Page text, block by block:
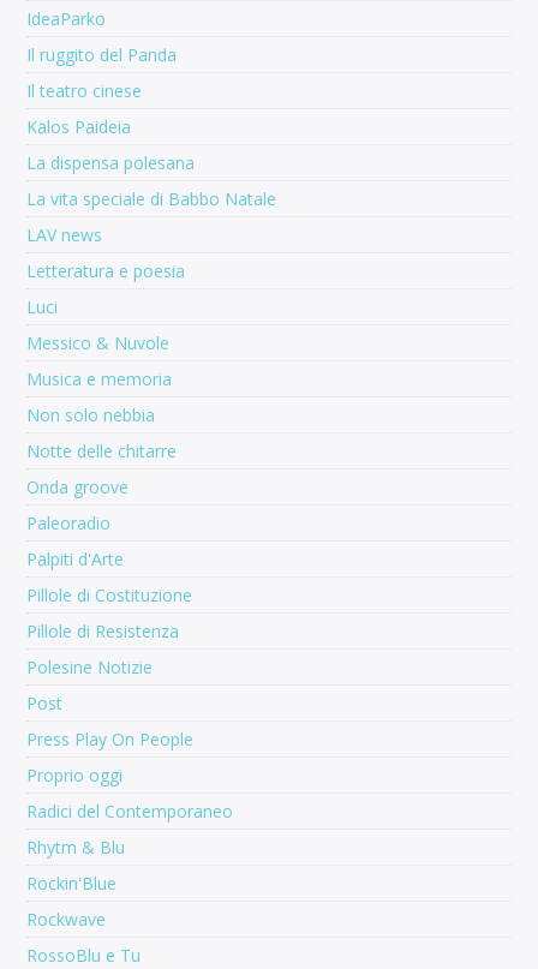
IdeaParko
Il ruggito del Panda
Il teatro cinese
Kalos Paideia
La dispensa polesana
La vita speciale di Babbo Natale
LAV news
Letteratura e poesia
Luci
Messico & Nuvole
Musica e memoria
Non solo nebbia
Notte delle chitarre
Onda groove
Paleoradio
Palpiti d'Arte
Pillole di Costituzione
Pillole di Resistenza
Polesine Notizie
Post
Press Play On People
Proprio oggi
Radici del Contemporaneo
Rhytm & Blu
Rockin'Blue
Rockwave
RossoBlu e Tu